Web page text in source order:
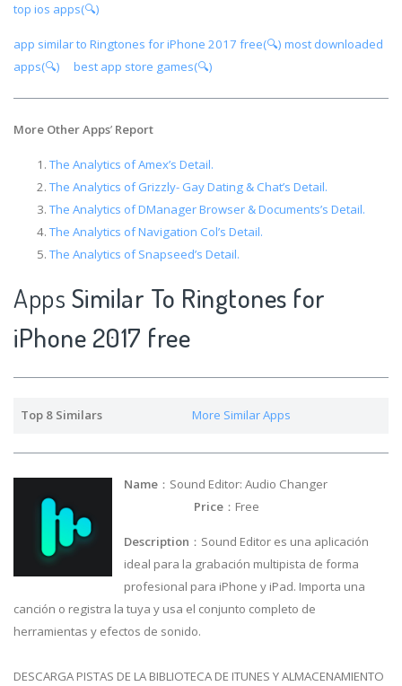
top ios apps(🔍)
app similar to Ringtones for iPhone 2017 free(🔍) most downloaded
apps(🔍)
best app store games(🔍)
More Other Apps’ Report
The Analytics of Amex’s Detail.
The Analytics of Grizzly- Gay Dating & Chat’s Detail.
The Analytics of DManager Browser & Documents’s Detail.
The Analytics of Navigation Col’s Detail.
The Analytics of Snapseed’s Detail.
Apps Similar To Ringtones for
iPhone 2017 free
Top 8 Similars More Similar Apps
Name ：Sound Editor: Audio Changer
Price ：Free
Description ：Sound Editor es una aplicación
ideal para la grabación multipista de forma
profesional para iPhone y iPad. Importa una
canción o registra la tuya y usa el conjunto completo de
herramientas y efectos de sonido.
DESCARGA PISTAS DE LA BIBLIOTECA DE ITUNES Y ALMACENAMIENTO